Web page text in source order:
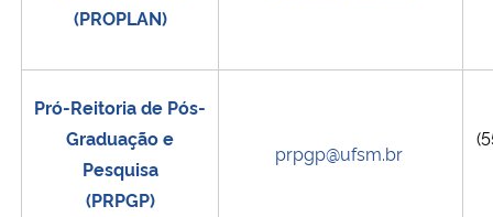
(PROPLAN)
Pró-Reitoria de Pós-
Graduação e
Pesquisa
(PRPGP)
prpgp@ufsm.br